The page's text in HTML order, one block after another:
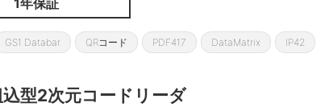
1年保証
GS1 Databar QRコード PDF417 DataMatrix IP42
型2次元コードリーダ